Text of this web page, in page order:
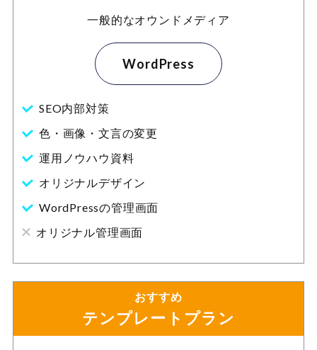
一般的なオウンドメディア
WordPress
SEO内部対策
色・画像・文言の変更
運用ノウハウ資料
オリジナルデザイン
WordPressの管理画面
オリジナル管理画面
おすすめ
テンプレートプラン